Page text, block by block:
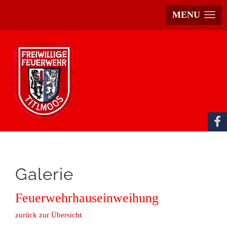
MENU
Galerie
Feuerwehrhauseinweihung
zurück zur Übersicht